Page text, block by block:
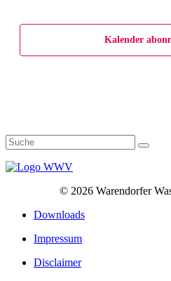
Kalender
© 2026 Warendorfer
Downloads
Impressum
Disclaimer